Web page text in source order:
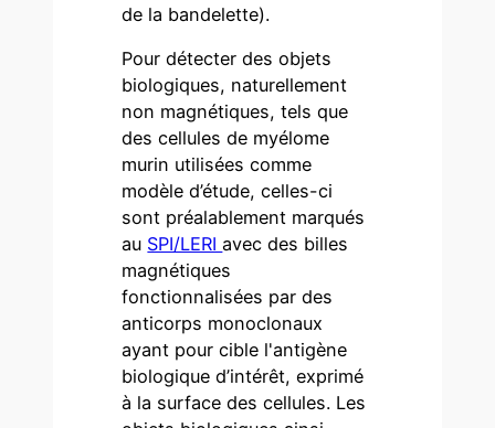
de la bandelette).
Pour détecter des objets
biologiques, naturellement
non magnétiques, tels que
des cellules de myélome
murin utilisées comme
modèle d’étude, celles-ci
sont préalablement marqués
au SPI/LERIavec des billes
magnétiques
fonctionnalisées par des
anticorps monoclonaux
ayant pour cible l'antigène
biologique d’intérêt, exprimé
à la surface des cellules. Les